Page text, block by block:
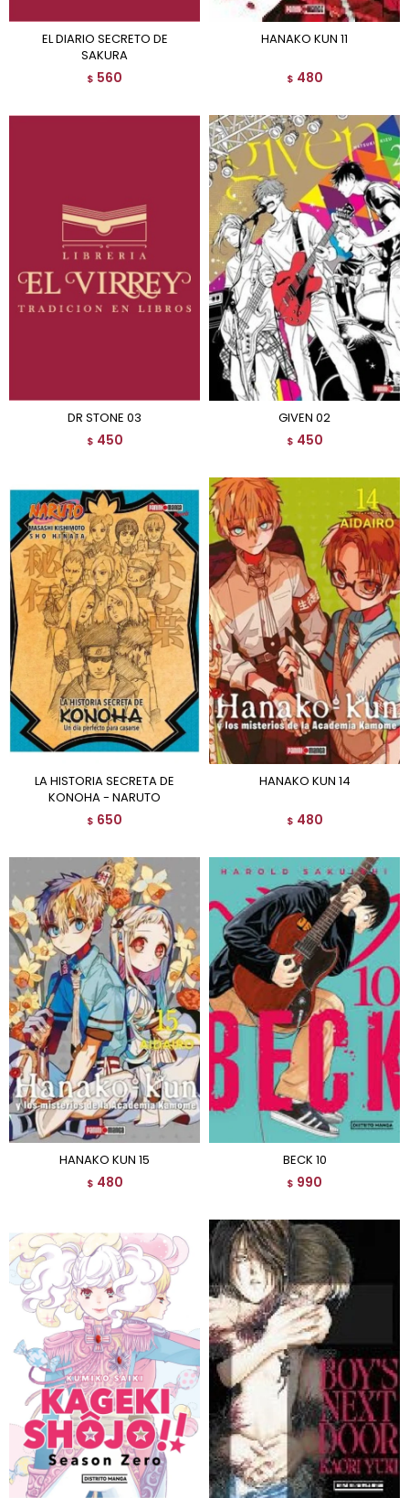
EL DIARIO SECRETO DE
SAKURA
$ 560
HANAKO KUN 11
$ 480
DR STONE 03
$ 450
GIVEN 02
$ 450
LA HISTORIA SECRETA DE
KONOHA - NARUTO
$ 650
HANAKO KUN 14
$ 480
HANAKO KUN 15
$ 480
BECK 10
$ 990